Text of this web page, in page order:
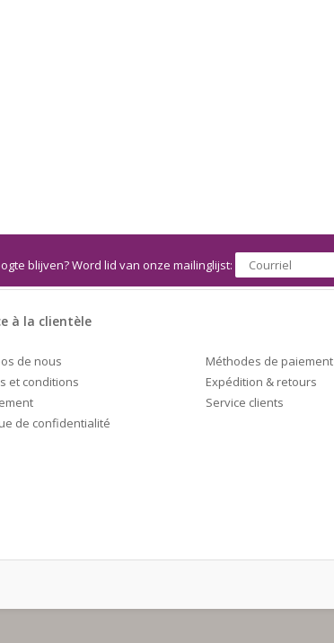
blijven? Word lid van onze mailinglijst:
à la clientèle
de nous
et conditions
de confidentialité
Méthodes de paiement
Expédition & retours
Service clients